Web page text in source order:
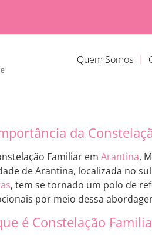
Quem Somos
da
Familiar em Arantina,
de Arantina, localizada no
, tem se tornado um polo de
por meio dessa
é Constelação